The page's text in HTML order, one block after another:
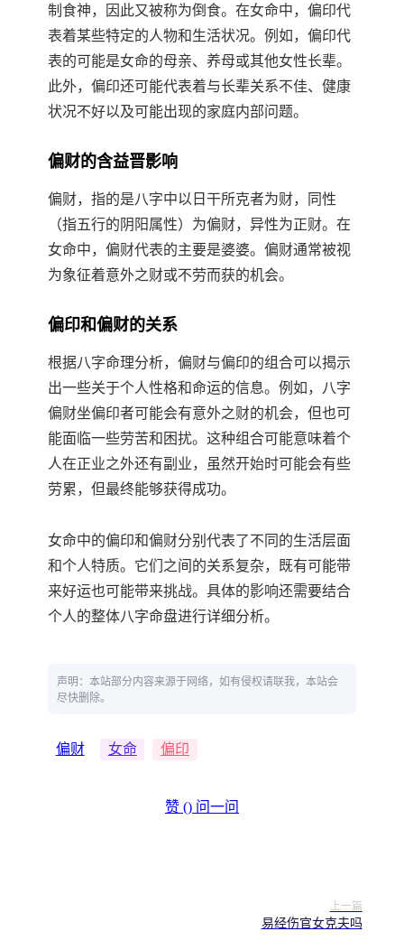
制食神，因此又被称为倒食。在女命中，偏印代
表着某些特定的人物和生活状况。例如，偏印代
表的可能是女命的母亲、养母或其他女性长辈。
此外，偏印还可能代表着与长辈关系不佳、健康
状况不好以及可能出现的家庭内部问题。
偏财的含益晋影响
偏财，指的是八字中以日干所克者为财，同性
（指五行的阴阳属性）为偏财，异性为正财。在
女命中，偏财代表的主要是婆婆。偏财通常被视
为象征着意外之财或不劳而获的机会。
偏印和偏财的关系
根据八字命理分析，偏财与偏印的组合可以揭示
出一些关于个人性格和命运的信息。例如，八字
偏财坐偏印者可能会有意外之财的机会，但也可
能面临一些劳苦和困扰。这种组合可能意味着个
人在正业之外还有副业，虽然开始时可能会有些
劳累，但最终能够获得成功。
女命中的偏印和偏财分别代表了不同的生活层面
和个人特质。它们之间的关系复杂，既有可能带
来好运也可能带来挑战。具体的影响还需要结合
个人的整体八字命盘进行详细分析。
声明：本站部分内容来源于网络，如有侵权请联我，本站会
尽快删除。
偏财 女命 偏印
赞 () 问一问
上一篇
易经伤官女克夫吗